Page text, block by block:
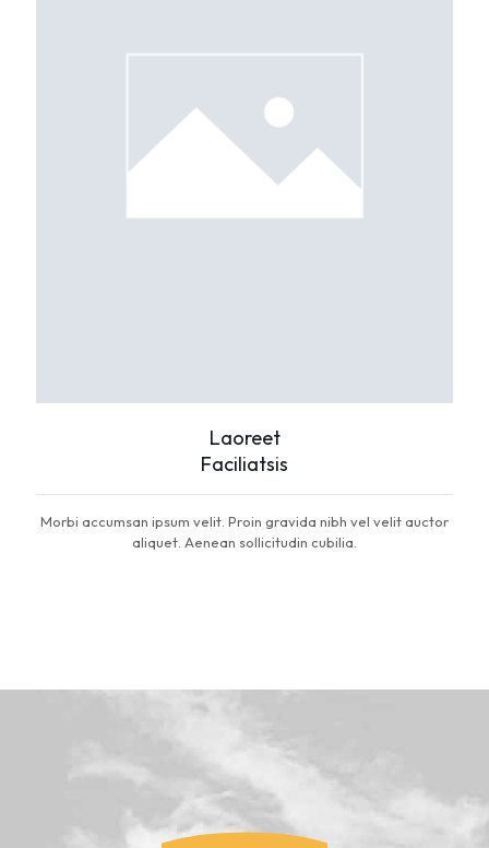
Laoreet
Faciliatsis
Morbi accumsan ipsum velit. Proin gravida nibh vel velit auctor
aliquet. Aenean sollicitudin cubilia.